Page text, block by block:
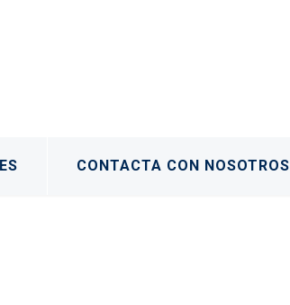
CONTACTA CON NOSOTROS